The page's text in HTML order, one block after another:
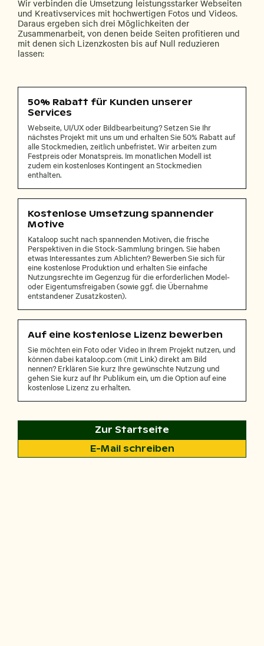
Wir verbinden die Umsetzung leistungsstarker Webseiten
und Kreativservices mit hochwertigen Fotos und Videos.
Daraus ergeben sich drei Möglichkeiten der
Zusammenarbeit, von denen beide Seiten profitieren und
mit denen sich Lizenzkosten bis auf Null reduzieren
lassen:
50% Rabatt für Kunden unserer
Services
Webseite, UI/UX oder Bildbearbeitung? Setzen Sie Ihr
nächstes Projekt mit uns um und erhalten Sie 50% Rabatt auf
alle Stockmedien, zeitlich unbefristet. Wir arbeiten zum
Festpreis oder Monatspreis. Im monatlichen Modell ist
zudem ein kostenloses Kontingent an Stockmedien
enthalten.
Kostenlose Umsetzung spannender
Motive
Kataloop sucht nach spannenden Motiven, die frische
Perspektiven in die Stock-Sammlung bringen. Sie haben
etwas Interessantes zum Ablichten? Bewerben Sie sich für
eine kostenlose Produktion und erhalten Sie einfache
Nutzungsrechte im Gegenzug für die erforderlichen Model-
oder Eigentumsfreigaben (sowie ggf. die Übernahme
entstandener Zusatzkosten).
Auf eine kostenlose Lizenz bewerben
Sie möchten ein Foto oder Video in Ihrem Projekt nutzen, und
können dabei kataloop.com (mit Link) direkt am Bild
nennen? Erklären Sie kurz Ihre gewünschte Nutzung und
gehen Sie kurz auf Ihr Publikum ein, um die Option auf eine
kostenlose Lizenz zu erhalten.
Zur Startseite
E-Mail schreiben